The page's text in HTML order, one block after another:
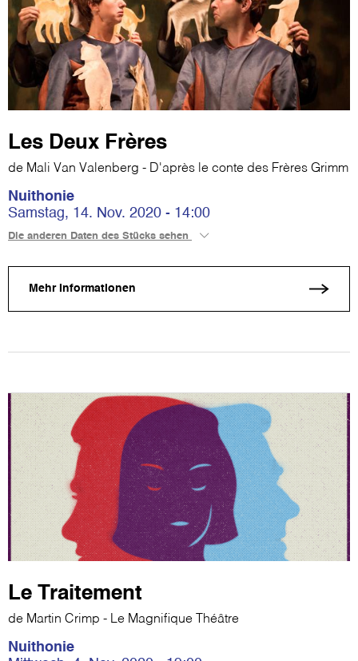
Les Deux Frères
de Mali Van Valenberg - D'après le conte des Frères Grimm
Nuithonie
Samstag, 14. Nov. 2020 - 14:00
Die anderen Daten des Stücks sehen
Mehr Informationen
Le Traitement
de Martin Crimp - Le Magnifique Théâtre
Nuithonie